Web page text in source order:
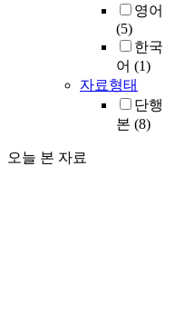
영어
(5)
한국
어 (1)
자료형태
단행
본 (8)
오늘 본 자료